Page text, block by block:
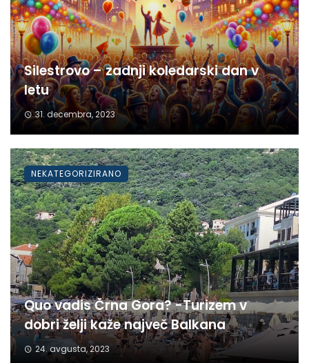
Silestrovo – zadnji koledarski dan v
letu
31. decembra, 2023
Quo vadis Črna Gora? -Turizem v
dobri želji kaže največ Balkana
24. avgusta, 2023
NEKATEGORIZIRANO